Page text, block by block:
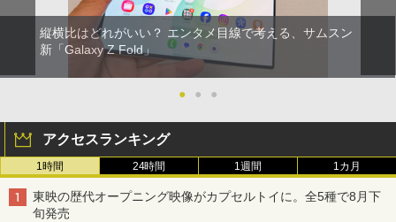
縦横比はどれがいい？ エンタメ目線で考える、サムスン
新「Galaxy Z Fold」
● ● ●
アクセスランキング
1時間 24時間 1週間 1カ月
東映の歴代オープニング映像がカプセルトイに。全5種で8月下
旬発売